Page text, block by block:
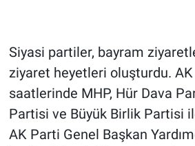
Siyasi partiler, bayram
ziyaret heyetleri oluşturdu.
saatlerinde MHP, Hür Dava
Partisi ve Büyük Birlik Partisi
AK Parti Genel Başkan
Gün Bitiyor
Gün Ortası
Gündem Özel